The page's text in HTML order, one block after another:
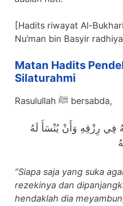
[Hadits riwayat Al-
Nu’man bin Basyir
Matan Hadits
Silaturahmi
Rasulullah ﷺ bersabda,
رِزْقِهِ وَأَنْ يُنْسَأَ لَهُ
”Siapa saja yang suka
rezekinya dan
hendaklah dia